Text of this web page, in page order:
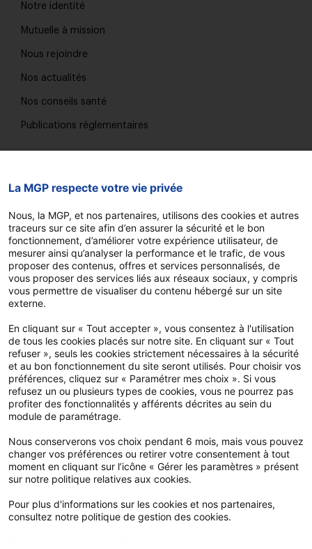
Notre identité
Mutuelle à mission
Nous rejoindre
Nos actualités
Nos conseils santé
Publications réglementaires
Trouver une agence
FAQ
Espace élu
Espace adhérent
Devis et adhésion en ligne
Notre application
La MGP respecte votre vie privée
Nous, la MGP, et nos partenaires, utilisons des cookies et autres
traceurs sur ce site afin d’en assurer la sécurité et le bon
fonctionnement, d’améliorer votre expérience utilisateur, de
mesurer ainsi qu’analyser la performance et le trafic, de vous
proposer des contenus, offres et services personnalisés, de
vous proposer des services liés aux réseaux sociaux, y compris
vous permettre de visualiser du contenu hébergé sur un site
externe.
En cliquant sur « Tout accepter », vous consentez à l'utilisation
de tous les cookies placés sur notre site. En cliquant sur « Tout
refuser », seuls les cookies strictement nécessaires à la sécurité
et au bon fonctionnement du site seront utilisés. Pour choisir vos
préférences, cliquez sur « Paramétrer mes choix ». Si vous
refusez un ou plusieurs types de cookies, vous ne pourrez pas
profiter des fonctionnalités y afférents décrites au sein du
module de paramétrage.
Nous conserverons vos choix pendant 6 mois, mais vous pouvez
changer vos préférences ou retirer votre consentement à tout
moment en cliquant sur l’icône « Gérer les paramètres » présent
sur notre politique relatives aux cookies.
Pour plus d'informations sur les cookies et nos partenaires,
consultez notre politique de gestion des cookies.